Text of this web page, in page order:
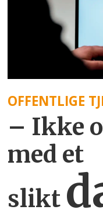
OFFENTLIGE
– Ikke
med et
slikt